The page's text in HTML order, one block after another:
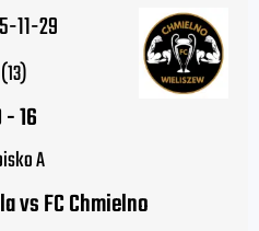
11-29
(13)
-16
A
vs FC Chmielno